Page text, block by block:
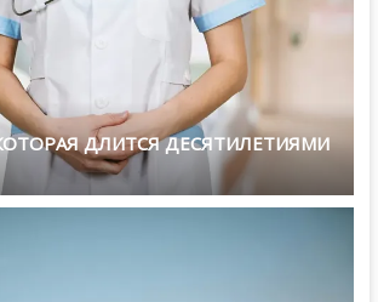
ДЛИТСЯ ДЕСЯТИЛЕТИЯМИ